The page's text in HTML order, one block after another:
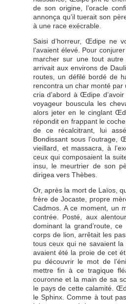
de son origine, l’oracle
annonça qu’il tuerait son
à une race exécrable.
Saisi d’horreur, Œdipe ne
l’avaient élevé. Pour
marcher sur une tout
arrivait aux environs de
routes, un défilé bordé de
rencontra un char monté par
cria d’abord à Œdipe
voyageur bouscula les
alors jeter en le cinglant
répondit en frappant le
de ce récalcitrant, lui
Bondissant sous l’outrage,
vieillard, et massacra, à
ceux qui compo­saient la
insu, le meurtrier de son
dirigea vers Thèbes.
Or, après la mort de Laïos,
frère de Jocaste, propre
Cadmos. A ce moment, un
contrée. Posté, aux
dominant la grand’route,
corps de lion, arrêtait les
tous ceux qui ne savaient
avaient été la proie de cet
pu découvrir le mot de
mettre fin à ce tragique
couronne et la main de sa
le pays de cette calamité.
le Sphinx. Comme à tout